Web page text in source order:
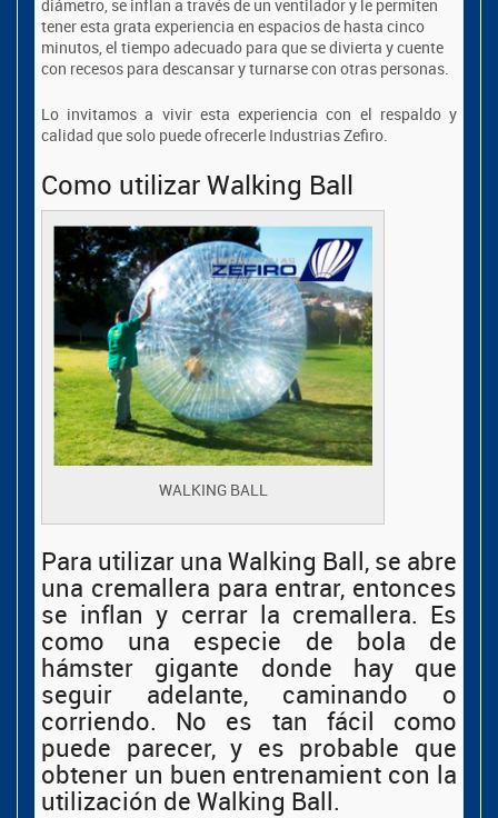
diámetro, se inflan a través de un ventilador y le permiten
tener esta grata experiencia en espacios de hasta cinco
minutos, el tiempo adecuado para que se divierta y cuente
con recesos para descansar y turnarse con otras personas.
Lo invitamos a vivir esta experiencia con el respaldo y
calidad que solo puede ofrecerle Industrias Zefiro.
Como utilizar Walking Ball
WALKING BALL
Para utilizar una Walking Ball, se abre
una cremallera para entrar, entonces
se inflan y cerrar la cremallera. Es
como una especie de bola de
hámster gigante donde hay que
seguir adelante, caminando o
corriendo. No es tan fácil como
puede parecer, y es probable que
obtener un buen entrenamient con la
utilización de Walking Ball.